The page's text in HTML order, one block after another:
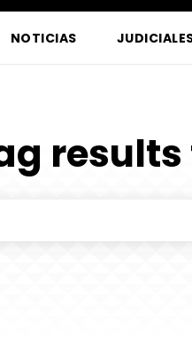
NOTICIAS
results